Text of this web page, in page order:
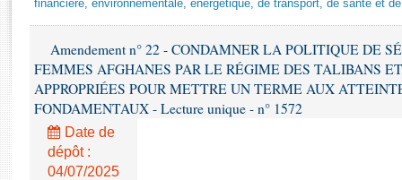
Rapports d'information
Rapports d'enquête
Rapports législatifs
Rapports sur l'application des lois
Baromètre de l’application des lois
Dossiers législatifs
Budget et sécurité sociale
financière, environnementale, énergétique, de transport, de santé et
Amendement n° 22 - CONDAMNER LA POLITIQUE DE
FEMMES AFGHANES PAR LE RÉGIME DES TALIBANS
APPROPRIÉES POUR METTRE UN TERME AUX
FONDAMENTAUX - Lecture unique - n° 1572
Date de
dépôt :
04/07/2025